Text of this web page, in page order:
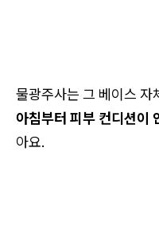
물광주사는 그 베이스 자
아침부터 피부 컨디션이
아요.